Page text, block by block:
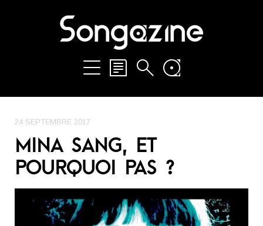
24 SEPTEMBRE 2017
MINA SANG, ET
POURQUOI PAS ?